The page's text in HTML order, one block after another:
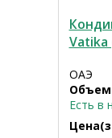
Vatika
ОАЭ
Есть в